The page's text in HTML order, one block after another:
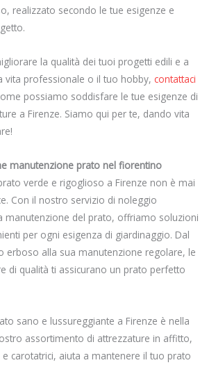
realizzato secondo le tue esigenze e
la qualità dei tuoi progetti edili e a
vita professionale o il tuo hobby, contattaci
possiamo soddisfare le tue esigenze di
a Firenze. Siamo qui per te, dando vita
manutenzione prato nel fiorentino
verde e rigoglioso a Firenze non è mai
Con il nostro servizio di noleggio
manutenzione del prato, offriamo soluzioni
per ogni esigenza di giardinaggio. Dal
erboso alla sua manutenzione regolare, le
di qualità ti assicurano un prato perfetto
sano e lussureggiante a Firenze è nella
assortimento di attrezzature in affitto,
carotatrici, aiuta a mantenere il tuo prato